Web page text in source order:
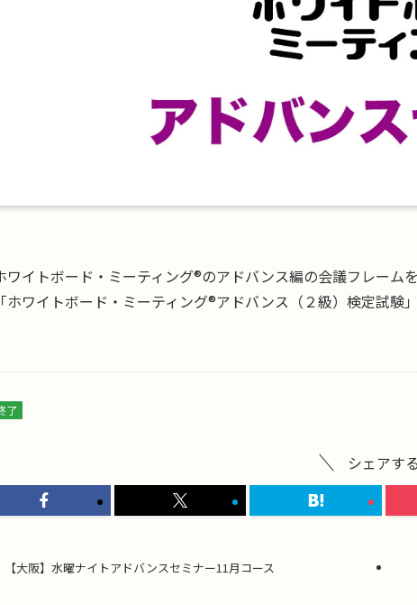
ワイトボード・ミーティング®のアドバンス編の会議フレームを
「ホワイトボード・ミーティング®アドバンス（２級）検定試験
了
シェアする
【大阪】水曜ナイトアドバンスセミナー11月コース